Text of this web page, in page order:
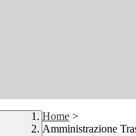
Home >
Amministrazione